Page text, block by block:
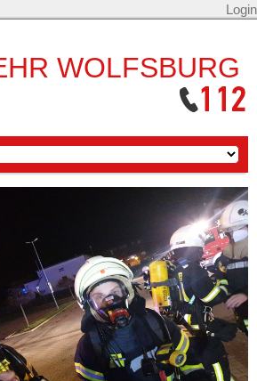
Login
WOLFSBURG